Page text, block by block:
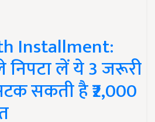
Installment:
लें ये 3 जरूरी
सकती है ₹2,000